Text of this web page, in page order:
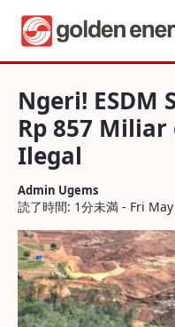
Ngeri! ESDM
Ngeri! ESDM
Rp 857
Ilegal
Admin Ugems
読了時間: 1分未満 - Fri